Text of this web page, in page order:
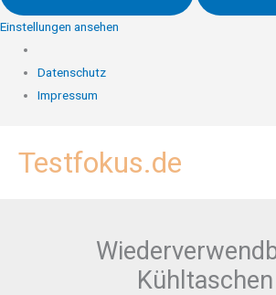
Einstellungen ansehen
Datenschutz
Impressum
InhaltTestfokus.de
Kühltaschen